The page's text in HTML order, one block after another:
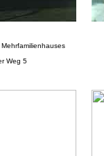
Weg 5